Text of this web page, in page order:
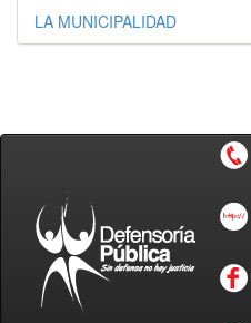
LA MUNICIPALIDAD